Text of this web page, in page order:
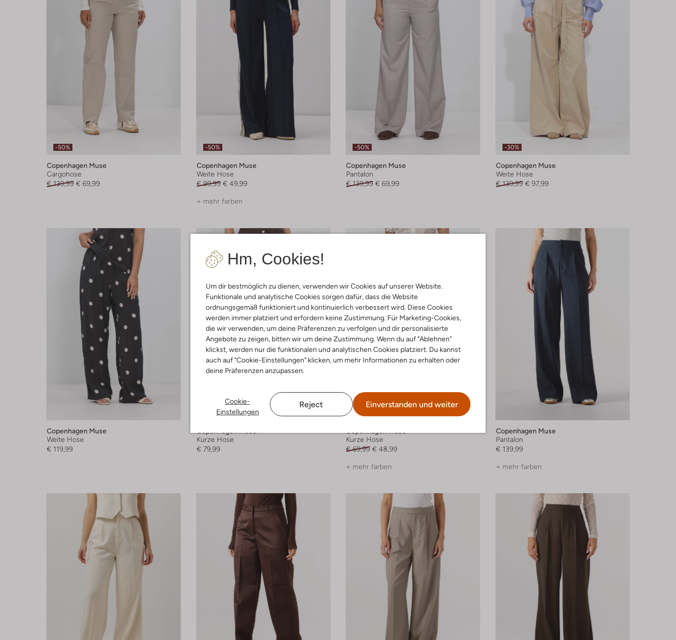
Hm, Cookies!
Um dir bestmöglich zu dienen, verwenden wir Cookies auf unserer Website.
Funktionale und analytische Cookies sorgen dafür, dass die Website
ordnungsgemäß funktioniert und kontinuierlich verbessert wird. Diese Cookies
werden immer platziert und erfordern keine Zustimmung. Für Marketing-Cookies,
die wir verwenden, um deine Präferenzen zu verfolgen und dir personalisierte
Angebote zu zeigen, bitten wir um deine Zustimmung. Wenn du auf "Ablehnen"
klickst, werden nur die funktionalen und analytischen Cookies platziert. Du kannst
auch auf "Cookie-Einstellungen" klicken, um mehr Informationen zu erhalten oder
deine Präferenzen anzupassen.
Cookie-
Einstellungen
Reject Einverstanden und weiter
-50%
Copenhagen Muse
Cargohose
€ 139,99 € 69,99
-50%
Copenhagen Muse
Weite Hose
€ 99,99 € 49,99
+ mehr farben
-50%
Copenhagen Muse
Pantalon
€ 139,99 € 69,99
-30%
Copenhagen Muse
Weite Hose
€ 139,99 € 97,99
Copenhagen Muse
Weite Hose
€ 119,99
Kurze Hose
€ 79,99
-30%
Kurze Hose
€ 69,99 € 48,99
+ mehr farben
Copenhagen Muse
Pantalon
€ 139,99
+ mehr farben